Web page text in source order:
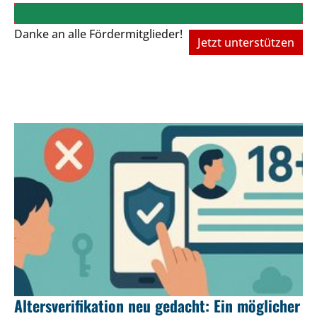
Danke an alle Fördermitglieder!
Jetzt unterstützen
Altersverifikation neu gedacht: Ein möglicher